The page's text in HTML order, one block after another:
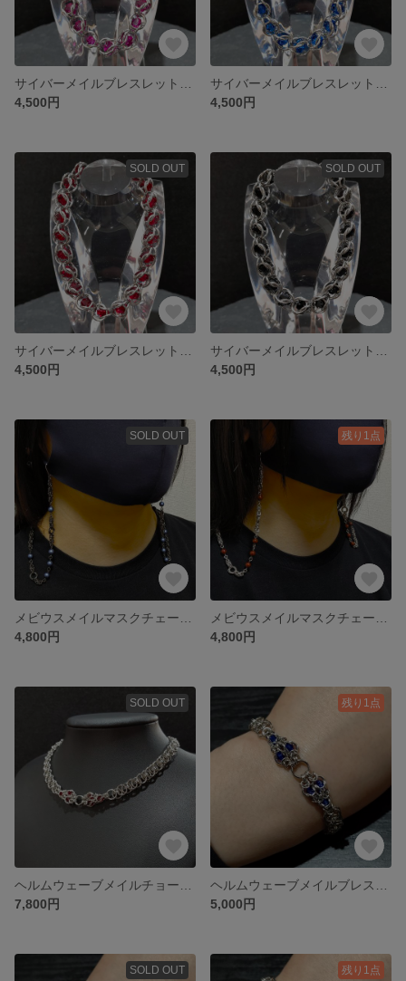
4,500円
4,500円
SOLD OUT
4,500円
SOLD OUT
4,500円
SOLD OUT
4,800円
残り1点
4,800円
SOLD OUT
7,800円
残り1点
5,000円
SOLD OUT 残り1点